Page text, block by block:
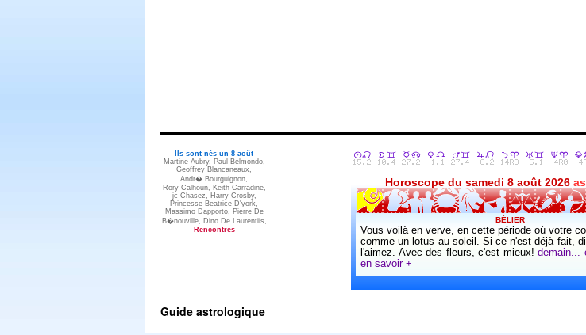
Ils sont nés un 8 août
Martine Aubry, Paul Belmondo,
Geoffrey Blancaneaux,
Andr� Bourguignon,
Rory Calhoun, Keith Carradine,
jc Chasez, Harry Crosby,
Princesse Beatrice D'york,
Massimo Dapporto, Pierre De
B�nouville, Dino De Laurentiis,
Rencontres
Guide astrologique